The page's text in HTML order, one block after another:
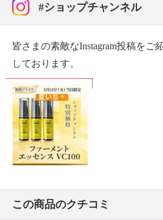
類が７種類から１２種類※に、配合
７．１１％に増えました。
セリルアスコルビン酸ＢＧ、ペン
３−ラウリルグリセリルアスコルビ
リン酸Ｎａ、リン酸アスコルビルＭ
アスコルビルリン酸３Ｎａ、アスコ
ド、３−Ｏ−エチルアスコルビン酸
リルアスコルビン酸、アスコルビン
ルアスコルビン酸、パルミチン酸ア
コルビン酸）／ハリ、ツヤ、肌引き
下記成分を新たに配合しました。
酸Ｎａ、グリセリルアスコルビン酸
スコルビル、アスコルビン酸／ハリ
#ショップチャンネル
皆さまの素敵なInstagram投稿をご
しております。
この商品のクチコミ